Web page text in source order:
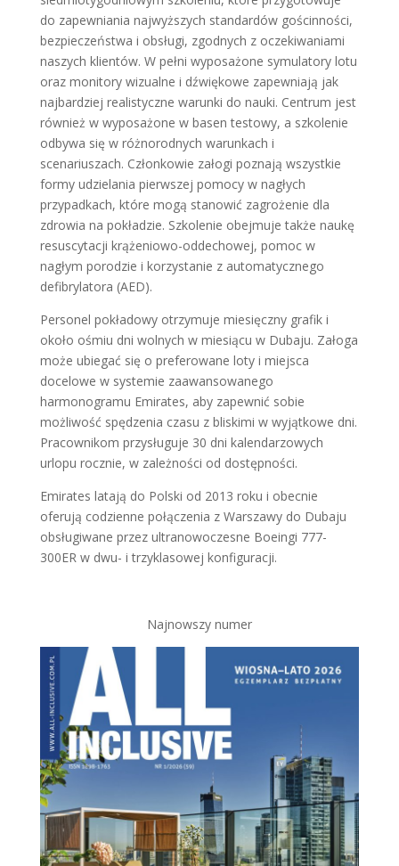
do zapewniania najwyższych standardów gościnności,
bezpieczeństwa i obsługi, zgodnych z oczekiwaniami
naszych klientów. W pełni wyposażone symulatory lotu
oraz monitory wizualne i dźwiękowe zapewniają jak
najbardziej realistyczne warunki do nauki. Centrum jest
również w wyposażone w basen testowy, a szkolenie
odbywa się w różnorodnych warunkach i
scenariuszach. Członkowie załogi poznają wszystkie
formy udzielania pierwszej pomocy w nagłych
przypadkach, które mogą stanowić zagrożenie dla
zdrowia na pokładzie. Szkolenie obejmuje także naukę
resuscytacji krążeniowo-oddechowej, pomoc w
nagłym porodzie i korzystanie z automatycznego
defibrylatora (AED).
Personel pokładowy otrzymuje miesięczny grafik i
około ośmiu dni wolnych w miesiącu w Dubaju. Załoga
może ubiegać się o preferowane loty i miejsca
docelowe w systemie zaawansowanego
harmonogramu Emirates, aby zapewnić sobie
możliwość spędzenia czasu z bliskimi w wyjątkowe dni.
Pracownikom przysługuje 30 dni kalendarzowych
urlopu rocznie, w zależności od dostępności.
Emirates latają do Polski od 2013 roku i obecnie
oferują codzienne połączenia z Warszawy do Dubaju
obsługiwane przez ultranowoczesne Boeingi 777-
300ER w dwu- i trzyklasowej konfiguracji.
Najnowszy numer